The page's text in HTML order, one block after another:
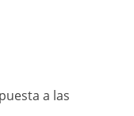
a las